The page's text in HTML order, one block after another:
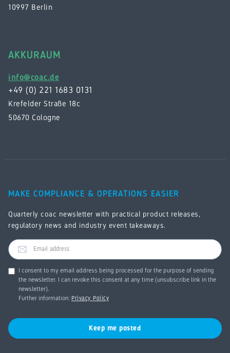
10997 Berlin
AKKURAUM
info@coac.de
+49 (0) 221 1683 0131
Krefelder Straße 18c
50670 Cologne
MAKE COMPLIANCE & OPERATIONS EASIER
Quarterly coac newsletter with practical product releases,
regulatory news and industry event takeaways.
I consent to my email address being processed for the purpose of sending
the newsletter. I can revoke this consent at any time (unsubscribe link in the
newsletter).
Further information: Privacy Policy